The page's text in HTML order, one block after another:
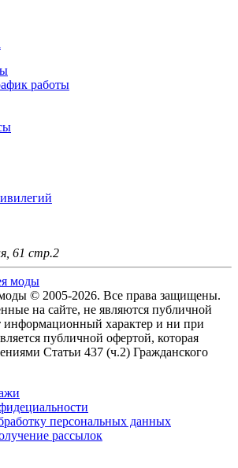
работы
61 стр.2
© 2005-2026. Все права защищены.
на сайте, не являются публичной
информационный характер и ни при
публичной офертой, которая
Статьи 437 (ч.2) Гражданского
персональных данных
рассылок